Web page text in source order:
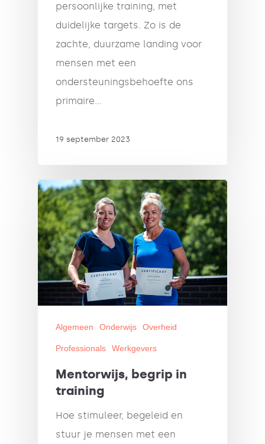
persoonlijke training, met
duidelijke targets. Zo is de
zachte, duurzame landing voor
mensen met een
ondersteuningsbehoefte ons
primaire…
19 september 2023
Algemeen Onderwijs Overheid
Professionals Werkgevers
Mentorwijs, begrip in
training
Hoe stimuleer, begeleid en
stuur je mensen met een